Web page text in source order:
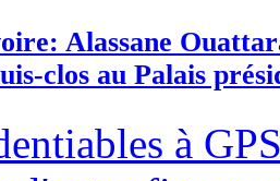
Alassane
clos au Palais